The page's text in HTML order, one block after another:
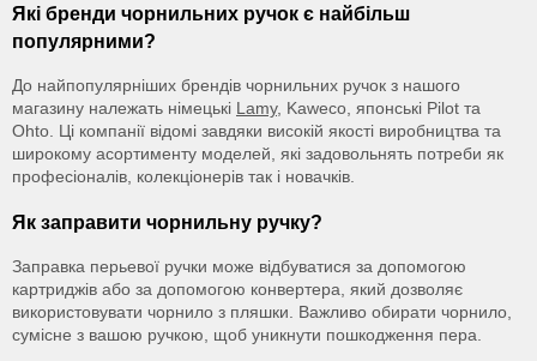
Які бренди чорнильних ручок є найбільш
популярними?
До найпопулярніших брендів чорнильних ручок з нашого
магазину належать німецькі Lamy, Kaweco, японські Pilot та
Ohto. Ці компанії відомі завдяки високій якості виробництва та
широкому асортименту моделей, які задовольнять потреби як
професіоналів, колекціонерів так і новачків.
Як заправити чорнильну ручку?
Заправка перьевої ручки може відбуватися за допомогою
картриджів або за допомогою конвертера, який дозволяє
використовувати чорнило з пляшки. Важливо обирати чорнило,
сумісне з вашою ручкою, щоб уникнути пошкодження пера.